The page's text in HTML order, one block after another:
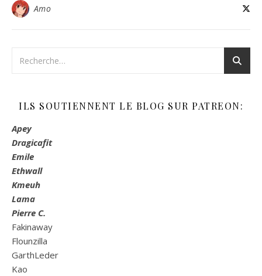
Amo
ILS SOUTIENNENT LE BLOG SUR PATREON:
Apey
Dragicafit
Emile
Ethwall
Kmeuh
Lama
Pierre C.
Fakinaway
Flounzilla
GarthLeder
Kao